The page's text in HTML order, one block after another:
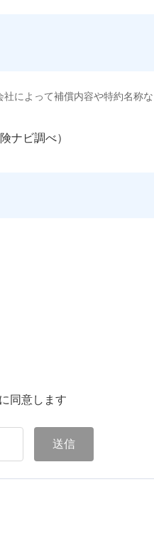
によって補償内容や特約名称
ナビ調べ）
同意します